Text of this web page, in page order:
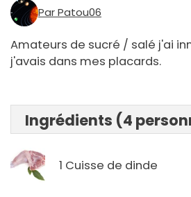
Par Patou06
Amateurs de sucré / salé j'ai
j'avais dans mes placards.
Ingrédients (4
1 Cuisse de dinde